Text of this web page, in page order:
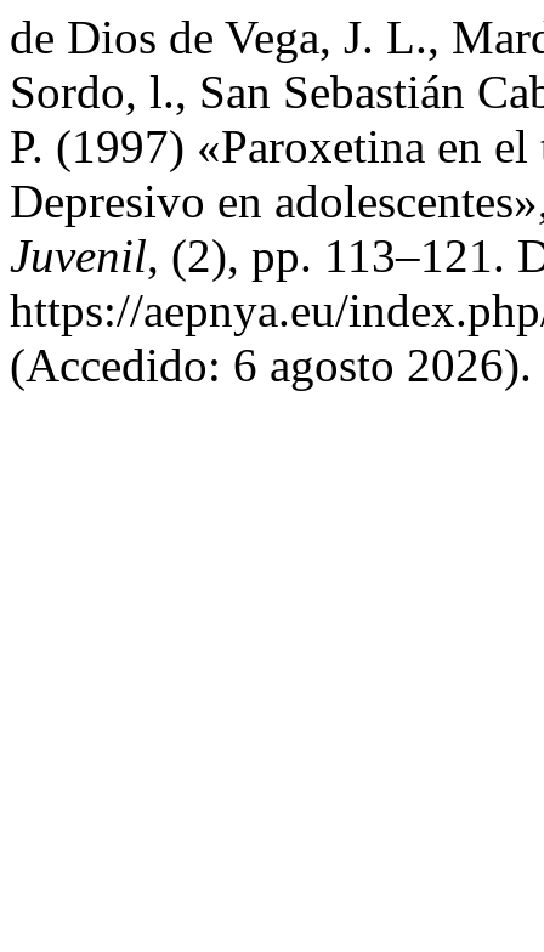
de Dios de Vega, J. L.,
Sordo, l., San Sebastián
P. (1997) «Paroxetina en
Depresivo en
Juvenil, (2), pp. 113–121.
https://aepnya.eu/
(Accedido: 6 agosto 2026).